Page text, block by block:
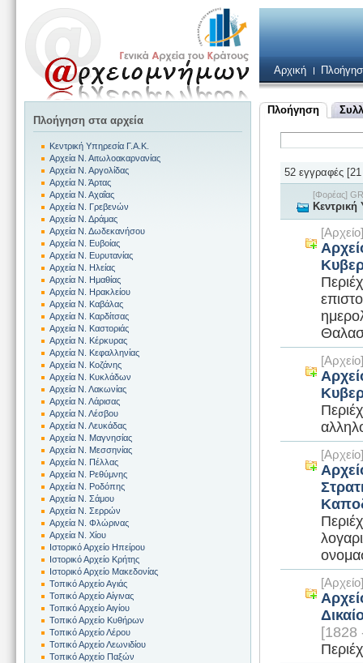
Αρχική
Πλοήγηση
52 εγγραφές
[Φορέας]
[1828
Πλοήγηση στα αρχεία
Κεντρική Υπηρεσία Γ.Α.Κ.
Αρχεία Ν. Αιτωλοακαρνανίας
Αρχεία Ν. Αργολίδας
Αρχεία Ν. Άρτας
Αρχεία Ν. Αχαΐας
Αρχεία Ν. Γρεβενών
Αρχεία Ν. Δράμας
Αρχεία Ν. Δωδεκανήσου
Αρχεία Ν. Ευβοίας
Αρχεία Ν. Ευρυτανίας
Αρχεία Ν. Ηλείας
Αρχεία Ν. Ημαθίας
Αρχεία Ν. Ηρακλείου
Αρχεία Ν. Καβάλας
Αρχεία Ν. Καρδίτσας
Αρχεία Ν. Καστοριάς
Αρχεία Ν. Κέρκυρας
Αρχεία Ν. Κεφαλληνίας
Αρχεία Ν. Κοζάνης
Αρχεία Ν. Κυκλάδων
Αρχεία Ν. Λακωνίας
Αρχεία Ν. Λάρισας
Αρχεία Ν. Λέσβου
Αρχεία Ν. Λευκάδας
Αρχεία Ν. Μαγνησίας
Αρχεία Ν. Μεσσηνίας
Αρχεία Ν. Πέλλας
Αρχεία Ν. Ρεθύμνης
Αρχεία Ν. Ροδόπης
Αρχεία Ν. Σάμου
Αρχεία Ν. Σερρών
Αρχεία Ν. Φλώρινας
Αρχεία Ν. Χίου
Ιστορικό Αρχείο Ηπείρου
Ιστορικό Αρχείο Κρήτης
Ιστορικό Αρχείο Μακεδονίας
Τοπικό Αρχείο Αγιάς
Τοπικό Αρχείο Αίγινας
Τοπικό Αρχείο Αιγίου
Τοπικό Αρχείο Κυθήρων
Τοπικό Αρχείο Λέρου
Τοπικό Αρχείο Λεωνιδίου
Τοπικό Αρχείο Παξών